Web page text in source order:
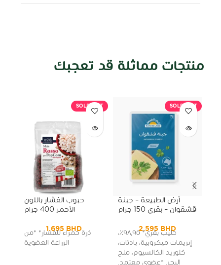
منتجات مماثلة قد تعجبك
منتجات ذات صلة
SOLD OUT
أرض الطبيعة – جبنة
قشقوان – بقري 150 جرام
2.595BHD حليب بقري* ٩٨٫٩٥٪،
إنزيمات ميكروبية، بادئات،
كلوريد الكالسيوم، ملح
SOLD OUT
حبوب الفشار باللون
الأحمر 400 جرام
1.695BHD
ذرة حمراء للفشار* *من
الزراعة العضوية